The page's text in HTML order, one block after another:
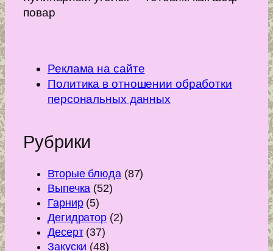
повар
Реклама на сайте
Политика в отношении обработки
персональных данных
Рубрики
Вторые блюда(87)
Выпечка (52)
Гарнир(5)
Дегидратор (2)
Десерт(37)
Закуски (48)